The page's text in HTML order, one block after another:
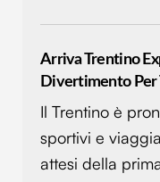
Arriva Trentino
Divertimento Per
Il Trentino è
sportivi e
attesi della